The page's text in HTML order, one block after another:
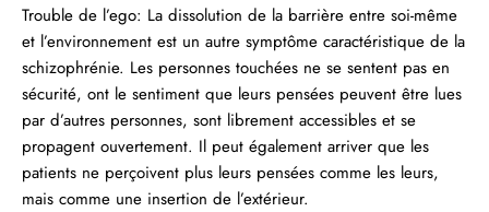
Trouble de l’ego: La dissolution de la barrière entre soi-même
et l’environnement est un autre symptôme caractéristique de la
schizophrénie. Les personnes touchées ne se sentent pas en
sécurité, ont le sentiment que leurs pensées peuvent être lues
par d’autres personnes, sont librement accessibles et se
propagent ouvertement. Il peut également arriver que les
patients ne perçoivent plus leurs pensées comme les leurs,
mais comme une insertion de l’extérieur.